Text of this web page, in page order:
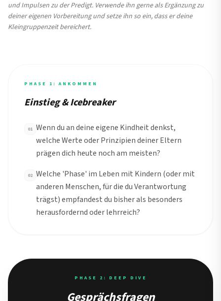
und Impulsen zu der Predigt. Verwende ihn gerne als Ergänzung zu
deiner eigenen Vorbereitung und setze ihn so ein, dass er deine
Kleingruppenzeit bereichert.
PHASE 1: ANKOMMEN
Einstieg & Icebreaker
01 Wenn du an deine eigene Kindheit denkst,
welche Werte oder Prinzipien deiner Eltern
prägen dich heute noch am meisten?
02 Welche 'Phase' im Leben mit Kindern (oder mit
anderen Menschen, für die du Verantwortung
trägst) empfandest du bisher als besonders
herausfordernd oder lehrreich?
PHASE 2: DEEP DIVE
Gesprächsfragen